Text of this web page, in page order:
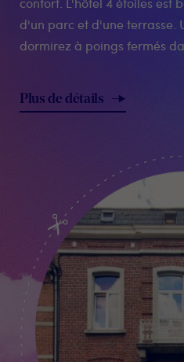
d'un parc et d'une terrasse.
dormirez à poings fermés
Plus de détails